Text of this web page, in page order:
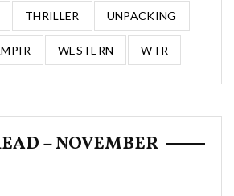
THRILLER UNPACKING
WESTERN WTR
– NOVEMBER